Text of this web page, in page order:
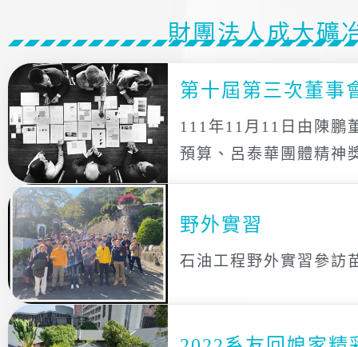
財團法人成大礦
第十屆第三次董事
111年11月11日由陳鵬
預算、呂泰華團體精神
野外實習
石油工程野外實習參訪